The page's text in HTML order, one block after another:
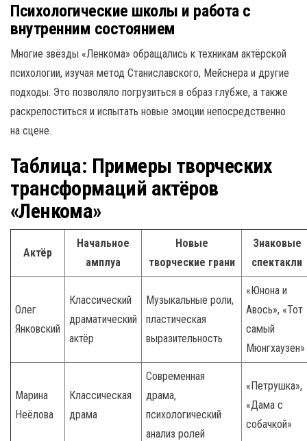
Психологические школы и работа с
внутренним состоянием
Многие звёзды «Ленкома» обращались к техникам актёрской
психологии, изучая метод Станиславского, Мейснера и другие
подходы. Это позволяло погрузиться в образ глубже, а также
раскрепоститься и испытать новые эмоции непосредственно
на сцене.
Таблица: Примеры творческих
трансформаций актёров
«Ленкома»
Актёр
Начальное
амплуа
Новые
творческие грани
Знаковые
спектакли
Олег
Янковский
Классический
драматический
актёр
Музыкальные роли,
пластическая
выразительность
«Юнона и
Авось», «Тот
самый
Мюнгхаузен»
Марина
Неёлова
Классическая
драма
Современная
драма,
психологический
анализ ролей
«Петрушка»,
«Дама с
собачкой»